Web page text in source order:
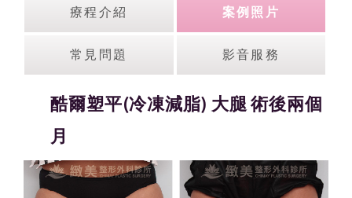
療程介紹 案例照片
常見問題 影音服務
酷爾塑平(冷凍減脂) 大腿 術後兩個
月